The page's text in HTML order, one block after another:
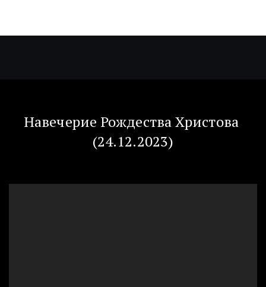
Навечерие Рождества Христова
(24.12.2023)